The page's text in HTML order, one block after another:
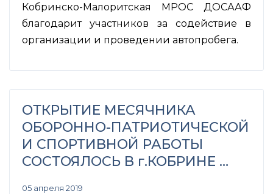
Кобринско-Малоритская МРОС ДОСААФ
благодарит участников за содействие в
организации и проведении автопробега.
ОТКРЫТИЕ МЕСЯЧНИКА
ОБОРОННО-ПАТРИОТИЧЕСКОЙ
И СПОРТИВНОЙ РАБОТЫ
СОСТОЯЛОСЬ В г.КОБРИНЕ …
05 апреля 2019